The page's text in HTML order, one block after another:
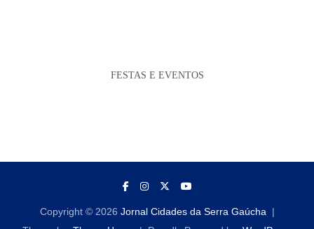
FESTAS E EVENTOS
Copyright © 2026 Jornal Cidades da Serra Gaúcha